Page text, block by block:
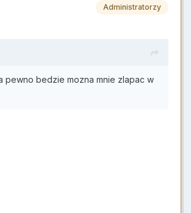
Administratorzy
pewno bedzie mozna mnie zlapac w